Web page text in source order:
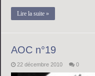
Lire la suite »
AOC n°19
22 décembre 2010 0